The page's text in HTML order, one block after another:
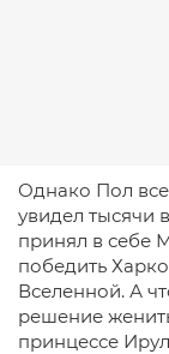
Однако Пол
увидел тысячи
принял в себе
победить
Вселенной. А
решение
принцессе